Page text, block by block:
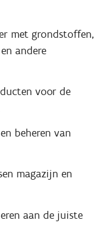
met grondstoffen,
andere
voor de
beheren van
magazijn en
aan de juiste